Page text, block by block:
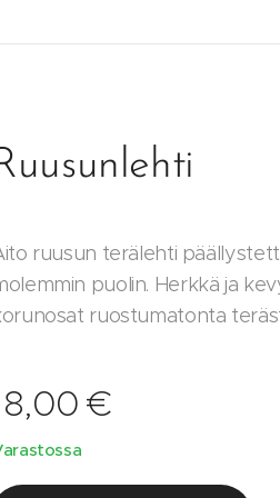
ruusun terälehti
puolin. Herkkä ja
ruostumatonta
€